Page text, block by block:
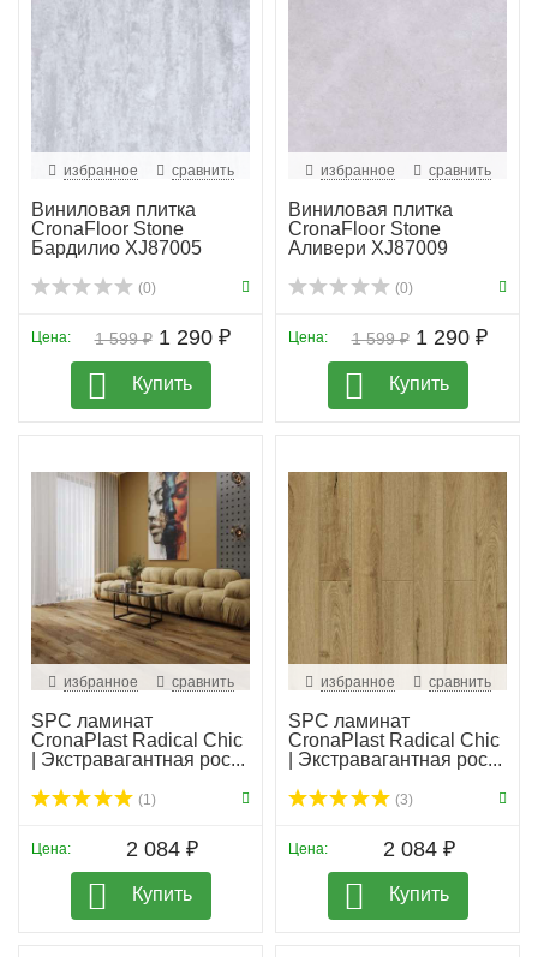
избранное сравнить
Виниловая плитка
CronaFloor Stone
Бардилио XJ87005
(0)
1 599 ₽
Цена: 1 290 ₽
Купить
избранное сравнить
Виниловая плитка
CronaFloor Stone
Аливери XJ87009
(0)
1 599 ₽
Цена: 1 290 ₽
Купить
избранное сравнить
SPC ламинат
CronaPlast Radical Chic
| Экстравагантная рос...
(1)
Цена: 2 084 ₽
Купить
избранное сравнить
SPC ламинат
CronaPlast Radical Chic
| Экстравагантная рос...
(3)
Цена: 2 084 ₽
Купить